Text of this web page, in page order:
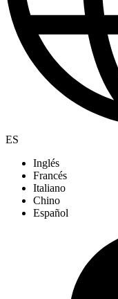
ES
Inglés
Francés
Italiano
Chino
Español